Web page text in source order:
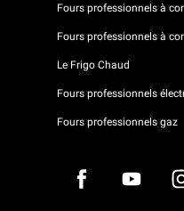
Fours professionnels à
Fours professionnels à
Le Frigo Chaud
Fours professionnels
Fours professionnels gaz